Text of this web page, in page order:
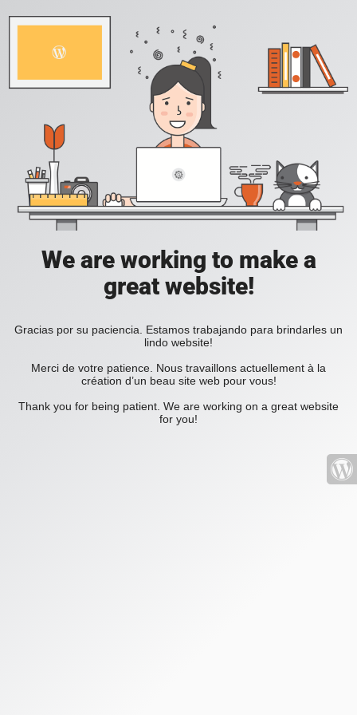
We are working to make a
great website!
Gracias por su paciencia. Estamos trabajando para brindarles un
lindo website!
Merci de votre patience. Nous travaillons actuellement à la
création d’un beau site web pour vous!
Thank you for being patient. We are working on a great website
for you!